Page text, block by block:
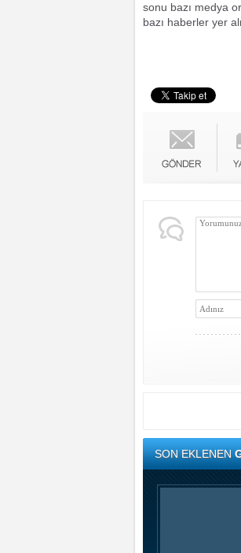
sonu bazı medya
bazı haberler yer
SON EKLENEN